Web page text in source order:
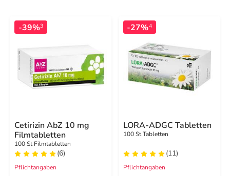
-39%3
Cetirizin AbZ 10 mg
Filmtabletten
100 St Filmtabletten
(6)
Pflichtangaben
-27%4
LORA-ADGC Tabletten
100 St Tabletten
(11)
Pflichtangaben